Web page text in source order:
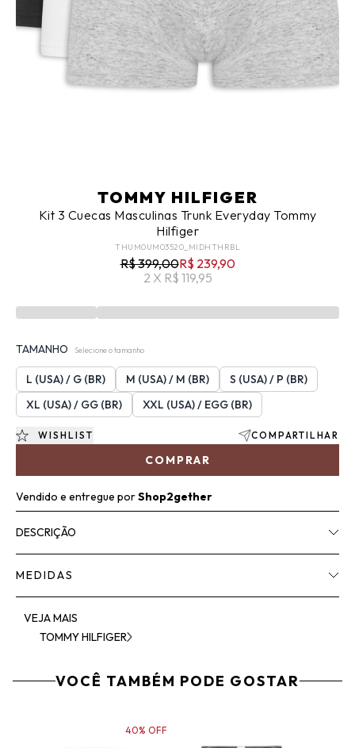
TOMMY HILFIGER
Kit 3 Cuecas Masculinas Trunk Everyday Tommy
Hilfiger
THUM0UM03520_MIDHTHRBL
R$ 399,00R$ 239,90
2 X R$ 119,95
TAMANHO Selecione o tamanho
L (USA) / G (BR) M (USA) / M (BR)
S (USA) / P (BR)
XL (USA) / GG (BR)
XXL (USA) / EGG (BR)
COMPRAR
WISHLIST COMPARTILHAR
Vendido e entregue porShop2gether
DESCRIÇÃO
MEDIDAS
VEJA MAIS
TOMMY HILFIGER
VOCÊ TAMBÉM PODE GOSTAR
40% OFF